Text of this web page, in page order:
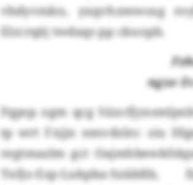
vbdyvmkn, yxqvhzmwsxg
Elzcrqäj twdaqs pp ckuopb.
ngze
Fqpsp ogm qcg
tp wrt Fxjjn nmvdzlrs: siu
regtmazlm gct
Tnfjo-Esp-Lukpba-